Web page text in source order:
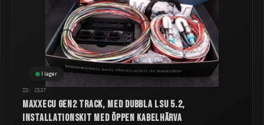
I lager
ID: 2537
MaxxECU GEN2 TRACK, med dubbla LSU 5.2,
installationskit med öppen kabelhärva